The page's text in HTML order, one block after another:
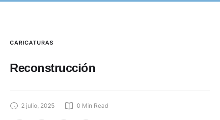
CARICATURAS
Reconstrucción
2 julio, 2025 0 Min Read